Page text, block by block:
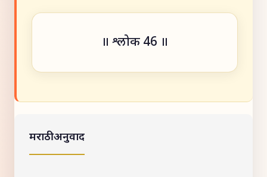
॥ श्लोक 46 ॥
मराठी अनुवाद